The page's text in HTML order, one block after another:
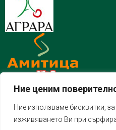
Ние ценим
Ние използваме бисквитки,
изживяването Ви при